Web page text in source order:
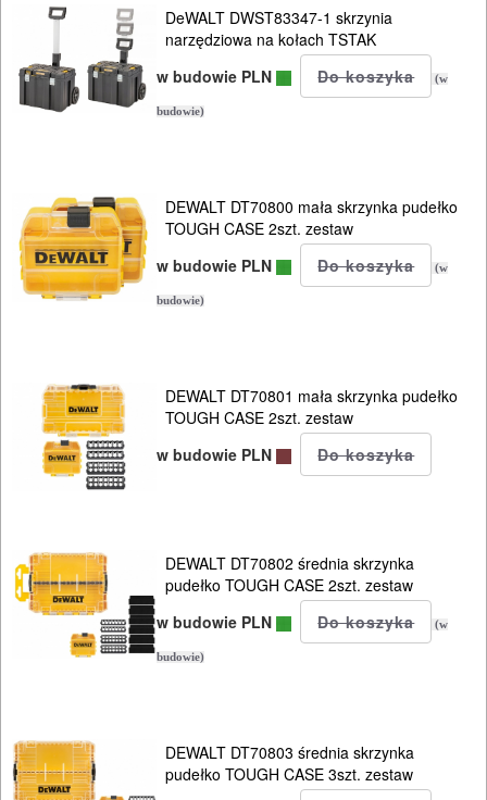
Wózki
jezdne
inne
BUDOWLANE
I
ELEKTRY..
MASZYNKI
URZĄDZENIA
BUDOWLANE
NARZĘDZIA
BRUKARSKIE
OBRÓBKA
METALU
DeWALT DWST83347-1 skrzynia
narzędziowa na kołach TSTAK
w budowie PLN
(w
budowie)
DEWALT DT70800 mała skrzynka pudełko
TOUGH CASE 2szt. zestaw
w budowie PLN
(w
budowie)
DEWALT DT70801 mała skrzynka pudełko
TOUGH CASE 2szt. zestaw
w budowie PLN
DEWALT DT70802 średnia skrzynka
pudełko TOUGH CASE 2szt. zestaw
w budowie PLN
(w
budowie)
DEWALT DT70803 średnia skrzynka
pudełko TOUGH CASE 3szt. zestaw